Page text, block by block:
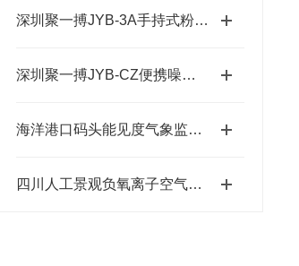
深圳聚一搏JYB-3A手持式粉尘总量检测仪的工作原理
深圳聚一搏JYB-CZ便携噪声检测仪的功能特点
海洋港口码头能见度气象监测技术方案
四川人工景观负氧离子空气监测发布数据工作原理